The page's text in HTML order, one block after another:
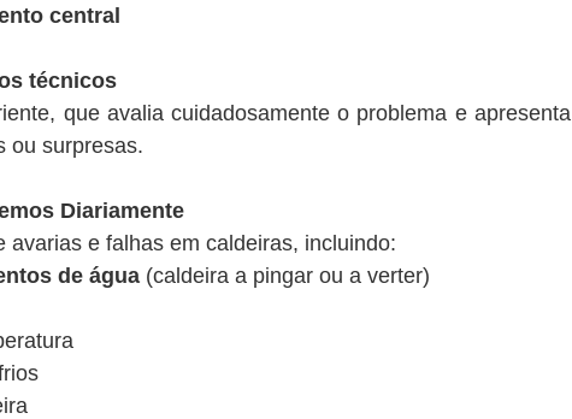
central
técnicos
que avalia cuidadosamente o problema e apresenta
ou surpresas.
Diariamente
e falhas em caldeiras, incluindo:
de água (caldeira a pingar ou a verter)